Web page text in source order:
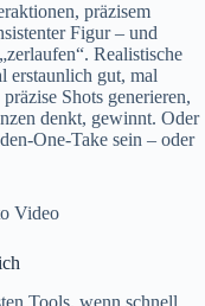
präzisem
Figur – und
Realistische
erstaunlich gut, mal
Shots generieren,
denkt, gewinnt. Oder
One-Take sein – oder
Tools, wenn schnell